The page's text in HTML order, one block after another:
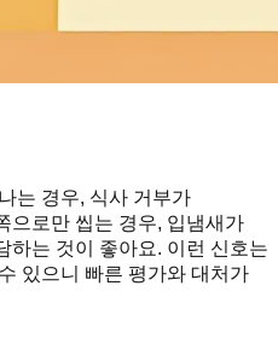
는 경우, 식사 거부가
으로만 씹는 경우, 입냄새가
하는 것이 좋아요. 이런 신호는
있으니 빠른 평가와 대처가